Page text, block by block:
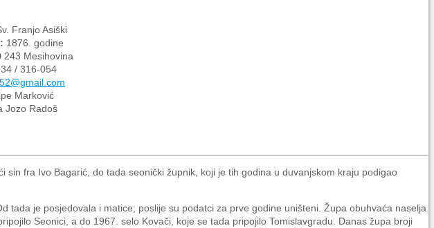
Franjo Asiški
1876. godine
243 Mesihovina
/ 316-054
Marković
Jozo Radoš
fra Ivo Bagarić, do tada seonički župnik, koji je tih godina u duvanjskom kraju podigao
je posjedovala i matice; poslije su podatci za prve godine uništeni. Župa obuhvaća naselja
Seonici, a do 1967. selo Kovači, koje se tada pripojilo Tomislavgradu. Danas župa broji